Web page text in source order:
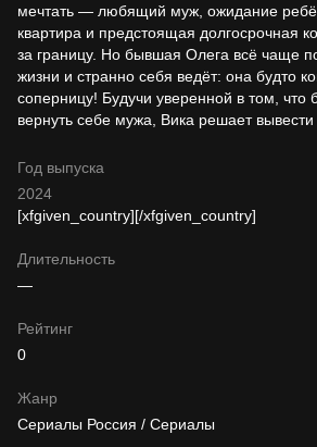
мечтать — любящий муж, ожидание
квартира и предстоящая долгосрочная
за границу. Но бывшая Олега всё чаще
жизни и странно себя ведёт: она будто
соперницу! Будучи уверенной в том,
вернуть себе мужа, Вика решает вывести
Год выпуска
2024
Жанр
Сериалы Россия / Сериалы
Длительность
—
[xfgiven_country][/xfgiven_country]
Рейтинг
0